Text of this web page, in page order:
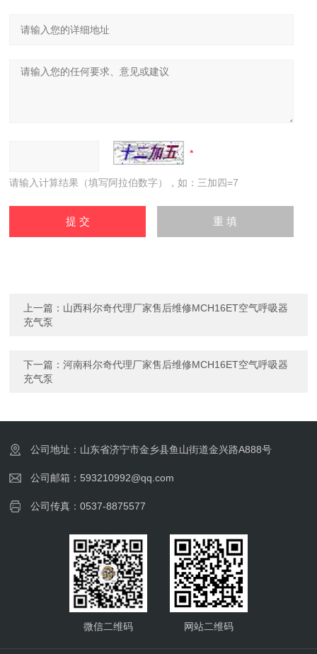
请输入计算结果（填写阿拉伯数字），如：三加四=7
上一篇： 山西科尔奇代理厂家售后维修MCH16ET空气呼吸器
充气泵
下一篇：河南科尔奇代理厂家售后维修MCH16ET空气呼吸器
充气泵
公司地址：山东省济宁市金乡县鱼山街道金兴路A888号
公司邮箱：593210992@qq.com
公司传真：0537-8875577
微信二维码 网站二维码